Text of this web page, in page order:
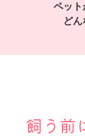
ペット
ど
飼う前